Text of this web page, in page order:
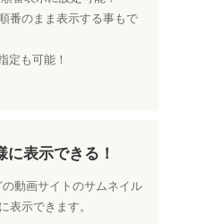
番のまま表示する事もで
定も可能！
に表示できる！
動画サイトのサムネイル
表示できます。